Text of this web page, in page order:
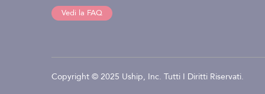
Vedi la FAQ
Copyright © 2025 Uship, Inc. Tutti I Diritti Riservati.